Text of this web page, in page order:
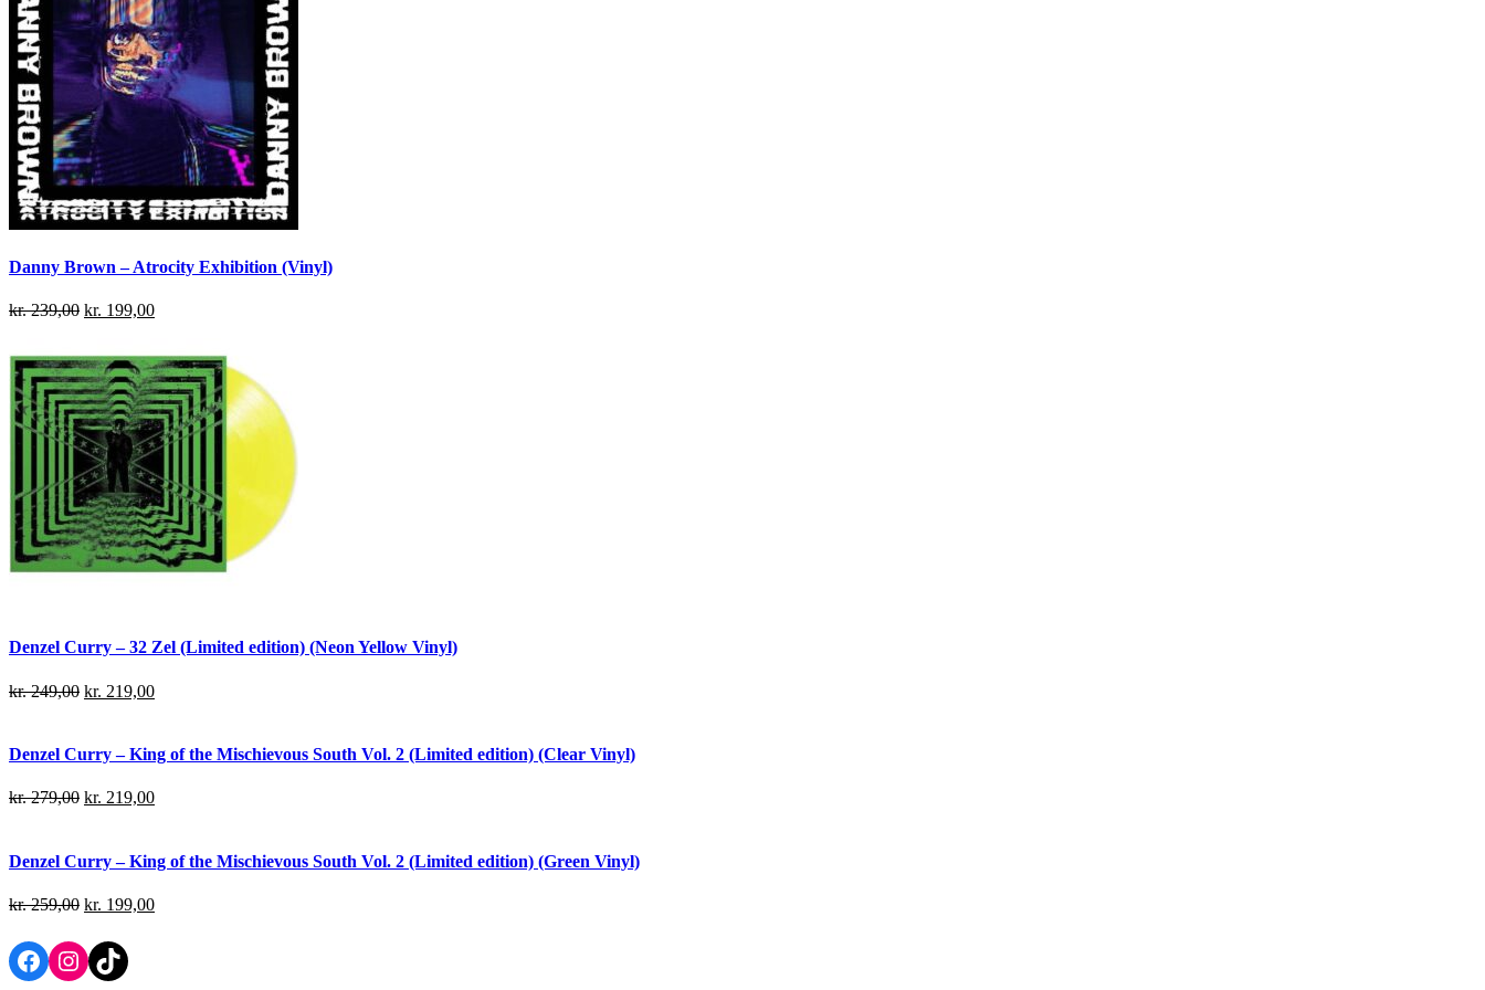
Danny Brown – Atrocity Exhibition (Vinyl)
kr.239,00 kr. 199,00
Denzel Curry – 32 Zel (Limited edition) (Neon Yellow Vinyl)
kr.249,00 kr. 219,00
Denzel Curry – King of the Mischievous South Vol. 2 (Limited edition) (Clear Vinyl)
kr.279,00 kr. 219,00
Denzel Curry – King of the Mischievous South Vol. 2 (Limited edition) (Green Vinyl)
kr.259,00 kr. 199,00
Facebook
Instagram
TikTok